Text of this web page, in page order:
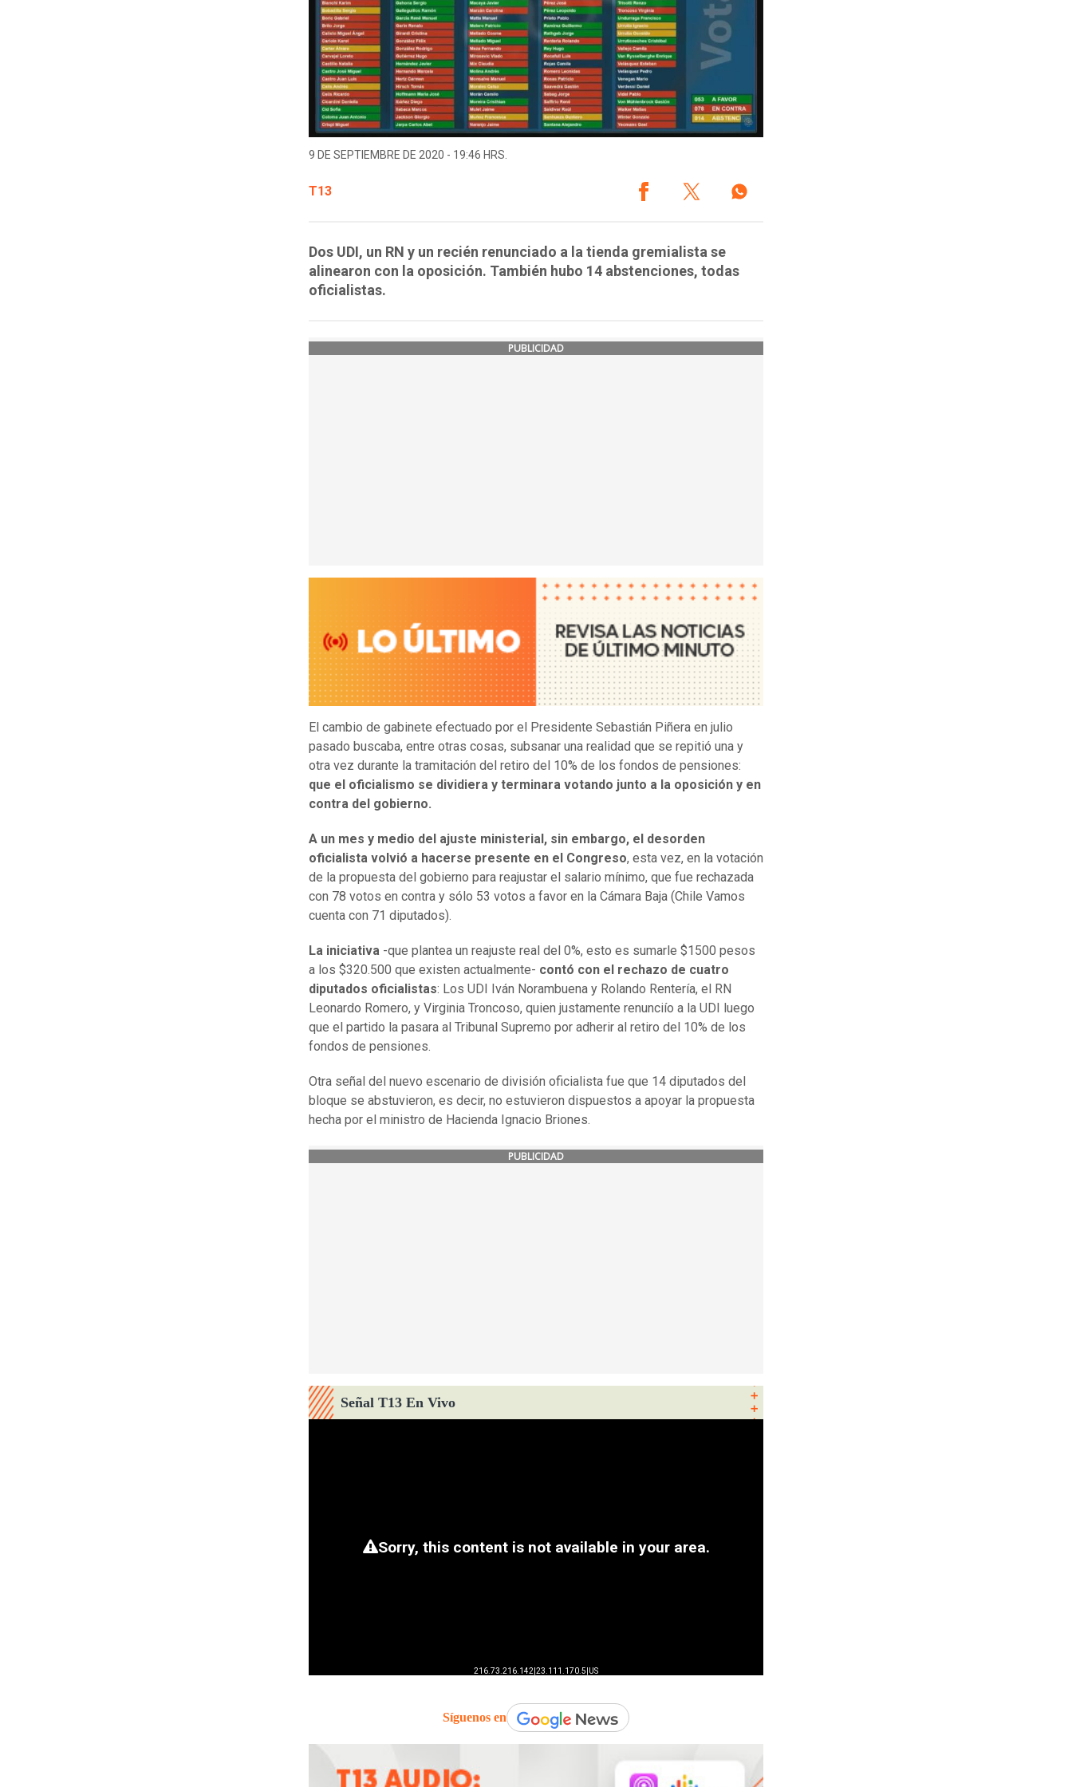
9 DE SEPTIEMBRE DE 2020 - 19:46 HRS.
T13
Dos UDI, un RN y un recién renunciado a la tienda gremialista se
alinearon con la oposición. También hubo 14 abstenciones, todas
oficialistas.
PUBLICIDAD
El cambio de gabinete efectuado por el Presidente Sebastián Piñera en julio
pasado buscaba, entre otras cosas, subsanar una realidad que se repitió una y
otra vez durante la tramitación del retiro del 10% de los fondos de pensiones:
que el oficialismo se dividiera y terminara votando junto a la oposición y en
contra del gobierno.
A un mes y medio del ajuste ministerial, sin embargo, el desorden
oficialista volvió a hacerse presente en el Congreso, esta vez, en la votación
de la propuesta del gobierno para reajustar el salario mínimo, que fue rechazada
con 78 votos en contra y sólo 53 votos a favor en la Cámara Baja (Chile Vamos
cuenta con 71 diputados).
La iniciativa -que plantea un reajuste real del 0%, esto es sumarle $1500 pesos
a los $320.500 que existen actualmente- contó con el rechazo de cuatro
diputados oficialistas: Los UDI Iván Norambuena y Rolando Rentería, el RN
Leonardo Romero, y Virginia Troncoso, quien justamente renunciío a la UDI luego
que el partido la pasara al Tribunal Supremo por adherir al retiro del 10% de los
fondos de pensiones.
Otra señal del nuevo escenario de división oficialista fue que 14 diputados del
bloque se abstuvieron, es decir, no estuvieron dispuestos a apoyar la propuesta
hecha por el ministro de Hacienda Ignacio Briones.
PUBLICIDAD
Señal T13 En Vivo
Síguenos en